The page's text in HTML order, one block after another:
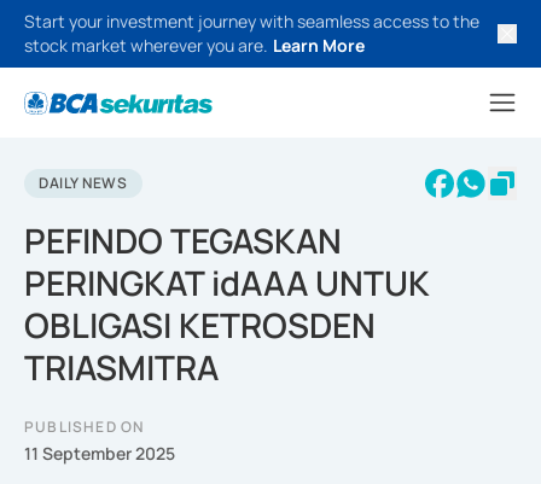
Start your investment journey with seamless access to the
stock market wherever you are. Learn More
DAILY NEWS
PEFINDO TEGASKAN
PERINGKAT idAAA UNTUK
OBLIGASI KETROSDEN
TRIASMITRA
PUBLISHED ON
11 September 2025